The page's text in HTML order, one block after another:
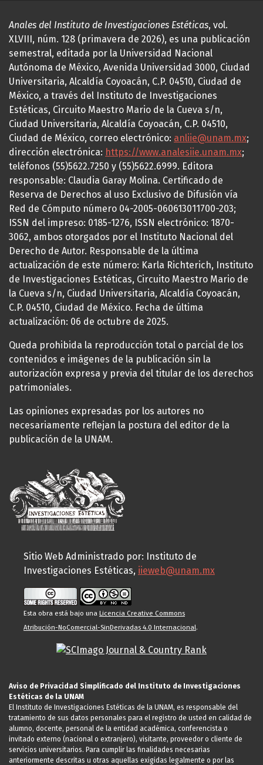
Anales del Instituto de Investigaciones Estéticas, vol.
XLVIII, núm. 128 (primavera de 2026), es una publicación
semestral, editada por la Universidad Nacional
Autónoma de México, Avenida Universidad 3000, Ciudad
Universitaria, Alcaldía Coyoacán, C.P. 04510, Ciudad de
México, a través del Instituto de Investigaciones
Estéticas, Circuito Maestro Mario de la Cueva s/n,
Ciudad Universitaria, Alcaldía Coyoacán, C.P. 04510,
Ciudad de México, correo electrónico: anliie@unam.mx;
dirección electrónica: https://www.analesiie.unam.mx;
teléfonos (55)5622.7250 y (55)5622.6999. Editora
responsable: Claudia Garay Molina. Certificado de
Reserva de Derechos al uso Exclusivo de Difusión vía
Red de Cómputo número 04-2005-060613011700-203;
ISSN del impreso: 0185-1276, ISSN electrónico: 1870-
3062, ambos otorgados por el Instituto Nacional del
Derecho de Autor. Responsable de la última
actualización de este número: Karla Richterich, Instituto
de Investigaciones Estéticas, Circuito Maestro Mario de
la Cueva s/n, Ciudad Universitaria, Alcaldía Coyoacán,
C.P. 04510, Ciudad de México. Fecha de última
actualización: 06 de octubre de 2025.
Queda prohibida la reproducción total o parcial de los
contenidos e imágenes de la publicación sin la
autorización expresa y previa del titular de los derechos
patrimoniales.
Las opiniones expresadas por los autores no
necesariamente reflejan la postura del editor de la
publicación de la UNAM.
Sitio Web Administrado por: Instituto de
Investigaciones Estéticas, iieweb@unam.mx
Esta obra está bajo una Licencia Creative Commons
Atribución-NoComercial-SinDerivadas 4.0 Internacional.
Aviso de Privacidad Simplificado del Instituto de Investigaciones
Estéticas de la UNAM
El Instituto de Investigaciones Estéticas de la UNAM, es responsable del
tratamiento de sus datos personales para el registro de usted en calidad de
alumno, docente, personal de la entidad académica, conferencista o
invitado externo (nacional o extranjero), visitante, proveedor o cliente de
servicios universitarios. Para cumplir las finalidades necesarias
anteriormente descritas u otras aquellas exigidas legalmente o por las